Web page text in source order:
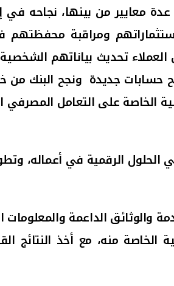
معايير من بينها، نجاحه في
ومراقبة
العملاء تحديث بياناتهم
حسابات جديدة ونجح البنك من
الخاصة على التعامل
الحلول الرقمية في أعماله،
والوثائق الداعمة
منه، مع أخذ النتائج